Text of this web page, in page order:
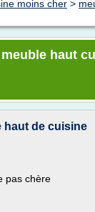
moins cher >
haut
haut de cuisine
pas chère